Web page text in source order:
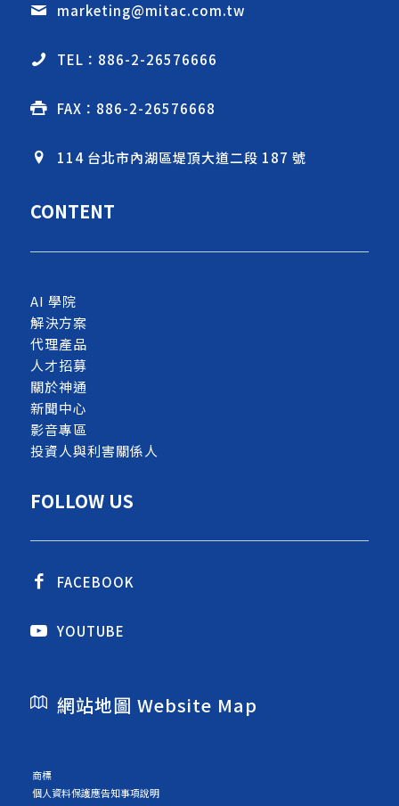
marketing@mitac.com.tw
TEL：886-2-26576666
FAX：886-2-26576668
114 台北市內湖區堤頂大道二段 187 號
CONTENT
AI 學院
解決方案
代理產品
人才招募
關於神通
新聞中心
影音專區
投資人與利害關係人
FOLLOW US
FACEBOOK
YOUTUBE
網站地圖 Website Map
商標
個人資料保護應告知事項說明